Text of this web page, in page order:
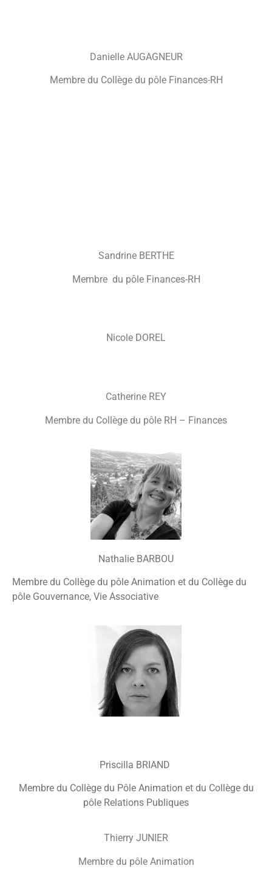
Danielle AUGAGNEUR
Membre du Collège du pôle Finances-RH
Sandrine BERTHE
Membre du pôle Finances-RH
Nicole DOREL
Catherine REY
Membre du Collège du pôle RH – Finances
Nathalie BARBOU
Membre du Collège du pôle Animation et du Collège du
pôle Gouvernance, Vie Associative
Priscilla BRIAND
Membre du Collège du Pôle Animation et du Collège du
pôle Relations Publiques
Thierry JUNIER
Membre du pôle Animation